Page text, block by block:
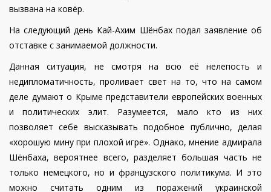
вызвана на ковёр.
На следующий день Кай-Ахим Шёнбах подал заявление об
отставке с занимаемой должности.
Данная ситуация, не смотря на всю её нелепость и
недипломатичность, проливает свет на то, что на самом
деле думают о Крыме представители европейских военных
и политических элит. Разумеется, мало кто из них
позволяет себе высказывать подобное публично, делая
«хорошую мину при плохой игре». Однако, мнение адмирала
Шёнбаха, вероятнее всего, разделяет большая часть не
только немецкого, но и французского политикума. И это
можно считать одним из поражений украинской